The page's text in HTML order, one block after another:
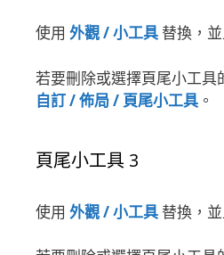
使用 外觀 / 小工具 替換，
若要刪除或選擇頁尾小工具
自訂 / 佈局 / 頁尾小工具 。
頁尾小工具 3
使用 外觀 / 小工具 替換，